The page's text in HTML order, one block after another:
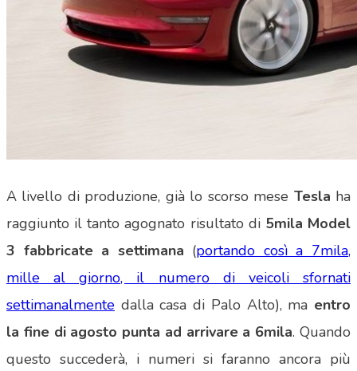
A livello di produzione, già lo scorso mese Tesla ha
raggiunto il tanto agognato risultato di 5mila Model
3 fabbricate a settimana (portando così a 7mila,
mille al giorno, il numero di veicoli sfornati
settimanalmente dalla casa di Palo Alto), ma entro
la fine di agosto punta ad arrivare a 6mila. Quando
questo succederà, i numeri si faranno ancora più